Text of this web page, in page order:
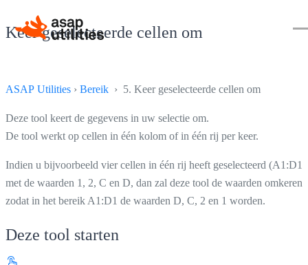
Keer geselecteerde cellen om
ASAP Utilities › Bereik › 5. Keer geselecteerde cellen om
Deze tool keert de gegevens in uw selectie om.
De tool werkt op cellen in één kolom of in één rij per keer.
Indien u bijvoorbeeld vier cellen in één rij heeft geselecteerd (A1:D1)
met de waarden 1, 2, C en D, dan zal deze tool de waarden omkeren
zodat in het bereik A1:D1 de waarden D, C, 2 en 1 worden.
Deze tool starten